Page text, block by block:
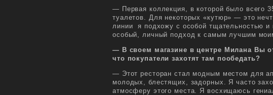
— Первая коллекция, в которой было всего
туалетов. Для некоторых «кутюр» — это
линии я подхожу с особой тщательностью и
особый, личный подход к самым лучшим
— В своем магазине в центре Милана Вы
что покупатели захотят там пообедать?
— Этот ресторан стал модным местом для
молодых, блестящих, задорных. Я часто
атмосферу этого места. Я восхищаюсь